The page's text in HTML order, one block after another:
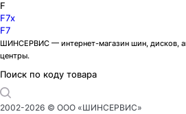
F
F7x
F7
ШИНСЕРВИС — интернет-магазин шин, дисков,
центры.
Поиск по коду товара
2002-2026 © ООО «ШИНСЕРВИС»